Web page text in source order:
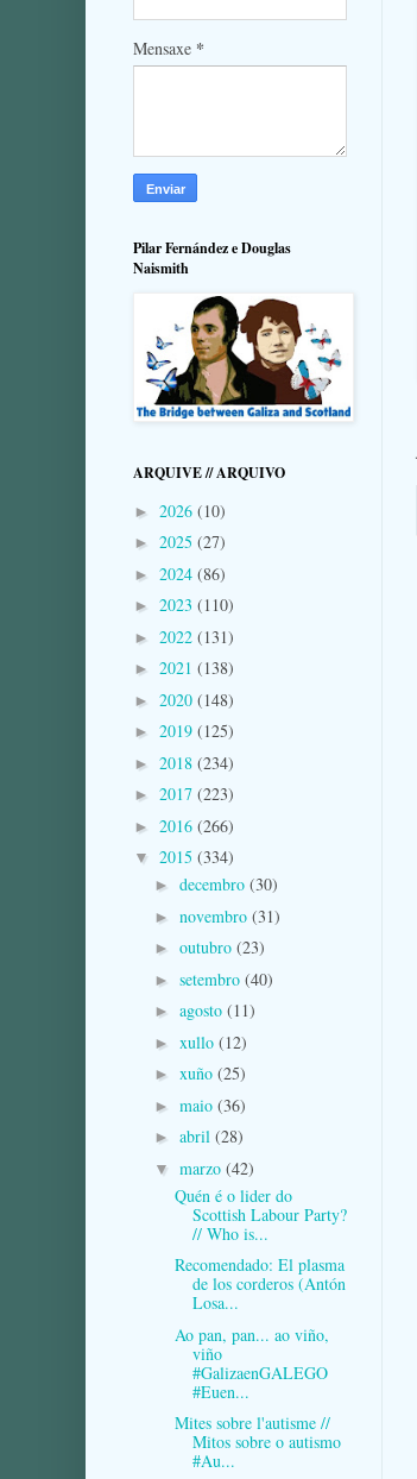
Mensaxe *
Pilar Fernández e Douglas
Naismith
ARQUIVE // ARQUIVO
► 2026 (10)
► 2025 (27)
► 2024 (86)
► 2023 (110)
► 2022 (131)
► 2021 (138)
► 2020 (148)
► 2019 (125)
► 2018 (234)
► 2017 (223)
► 2016 (266)
▼ 2015 (334)
► decembro (30)
► novembro (31)
► outubro (23)
► setembro (40)
► agosto (11)
► xullo (12)
► xuño (25)
► maio (36)
► abril (28)
▼ marzo (42)
Quén é o lider do
Scottish Labour Party?
// Who is...
Recomendado: El plasma
de los corderos (Antón
Losa...
Ao pan, pan... ao viño,
viño
#GalizaenGALEGO
#Euen...
Mites sobre l'autisme //
Mitos sobre o autismo
#Au...